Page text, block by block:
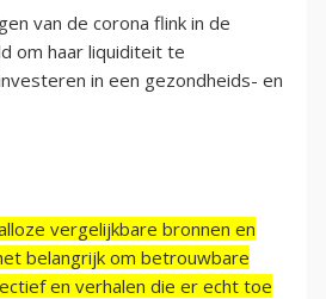
van de corona flink in de
om haar liquiditeit te
in een gezondheids- en
vergelijkbare bronnen en
belangrijk om betrouwbare
en verhalen die er echt toe